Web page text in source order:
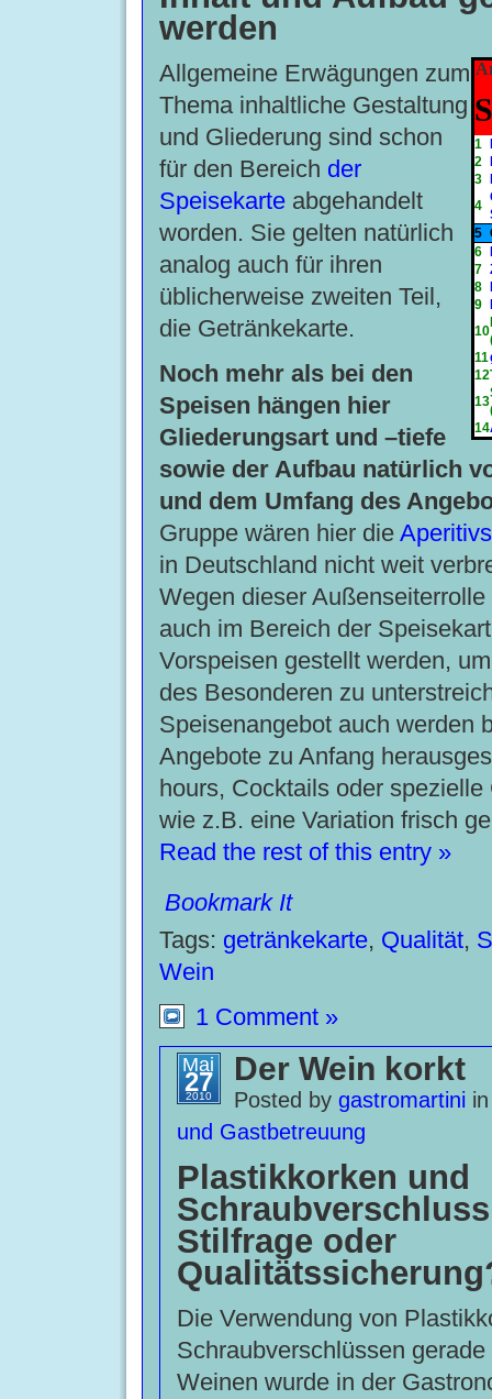
werden
1
2
3
4
5
6
7
8
9
10
11
12
13
14
Allgemeine Erwägungen zum
Thema inhaltliche Gestaltung
und Gliederung sind schon
für den Bereich der
Speisekarte abgehandelt
worden. Sie gelten natürlich
analog auch für ihren
üblicherweise zweiten Teil,
die Getränkekarte.
Noch mehr als bei den
Speisen hängen hier
Gliederungsart und –tiefe
sowie der Aufbau natürlich
und dem Umfang des
Gruppe wären hier die
in Deutschland nicht weit
Wegen dieser
auch im Bereich der
Vorspeisen gestellt werden,
des Besonderen zu
Speisenangebot auch werden
Angebote zu Anfang
hours, Cocktails oder spezielle
wie z.B. eine Variation frisch
Read the rest of this entry »
Bookmark It
Tags: getränkekarte, Qualität,
Wein
1 Comment »
Mai
27
2010
Der Wein korkt
Posted bygastromartini
und Gastbetreuung
Plastikkorken und
Stilfrage oder
Die Verwendung von
Schraubverschlüssen
Weinen wurde in der